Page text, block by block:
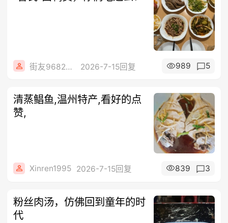
街友96822868 2026-7-15回复 989 5
清蒸鲳鱼,温州特产,看好的点
赞,
Xinren1995 2026-7-15回复 839 3
粉丝肉汤，仿佛回到童年的时
代